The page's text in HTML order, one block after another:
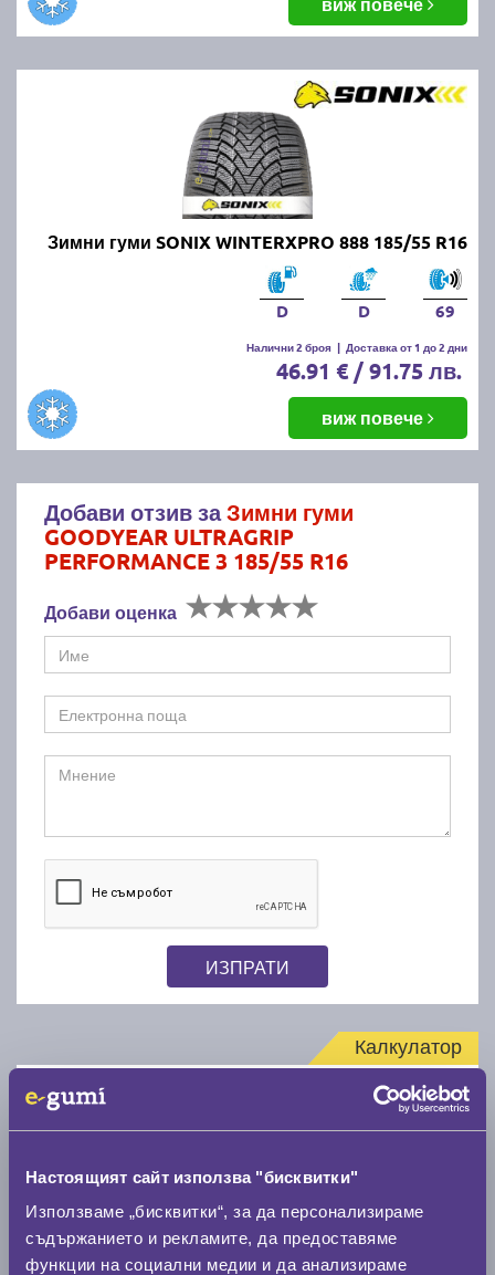
Настоящият сайт използва "бисквитки"
Използваме „бисквитки“, за да персонализираме
съдържанието и рекламите, да предоставяме
функции на социални медии и да анализираме
Зимни гуми SONIX WINTERXPRO 888 185/55 R16
D D 69
Налични 2 броя | Доставка от 1 до 2 дни
46.91 € / 91.75 лв.
виж повече
Добави отзив заЗимни гуми
GOODYEAR ULTRAGRIP
PERFORMANCE 3 185/55 R16
Добави оценка
ИЗПРАТИ
Калкулатор
Нов размер